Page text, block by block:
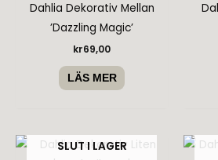
Dahlia Dekorativ Mellan
’Dazzling Magic’
kr69,00
LÄS MER
SLUT I LAGER